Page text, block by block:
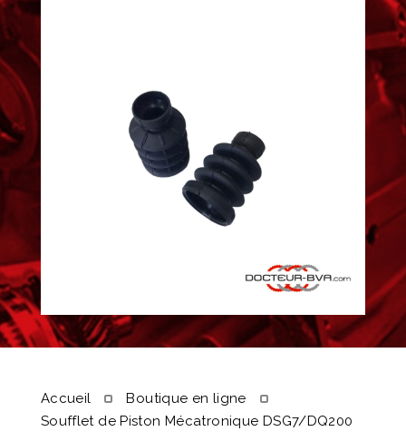
Accueil
Boutique en ligne
Soufflet de Piston Mécatronique DSG7/DQ200